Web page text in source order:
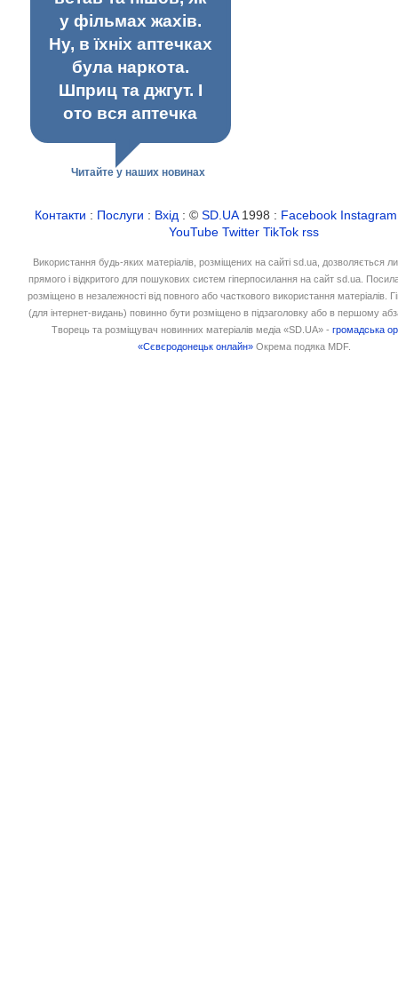
у фільмах жахів.
Ну, в їхніх аптечках
була наркота.
Шприц та джгут. І
ото вся аптечка
Читайте у наших новинах
Контакти : Послуги : Вхід : ©SD.UA1998 : Facebook Instagram
YouTube Twitter TikTok rss
Використання будь-яких матеріалів, розміщених на сайті sd.ua, дозволяється
прямого і відкритого для пошукових систем гіперпосилання на сайт sd.ua.
розміщено в незалежності від повного або часткового використання матеріалів.
(для інтернет-видань) повинно бути розміщено в підзаголовку або в першому
Творець та розміщувач новинних матеріалів медіа «SD.UA» -громадська
«Сєвєродонецьк онлайн» Окрема подяка MDF.